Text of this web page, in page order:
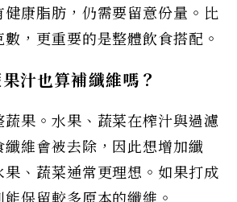
健康脂肪，仍需要留意份量。比
，更重要的是整體飲食搭配。
果汁也算補纖維嗎？
果。水果、蔬菜在榨汁與過濾
維會被去除，因此想增加纖
果、蔬菜通常更理想。如果打成